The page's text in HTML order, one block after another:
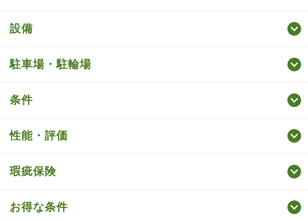
設備
駐車場・駐輪場
条件
性能・評価
瑕疵保険
お得な条件